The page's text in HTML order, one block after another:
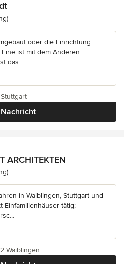
5 von 5 Sternen
oder die Einrichtung
ist mit dem Anderen
das...
Nachricht
ARCHITEKTEN
4 von 5 Sternen
in Waiblingen, Stuttgart und
Einfamilienhäuser tätig;
Waiblingen